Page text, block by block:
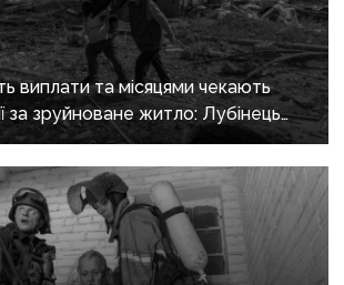
виплати та місяцями чекають
за зруйноване житло: Лубінець
уряду